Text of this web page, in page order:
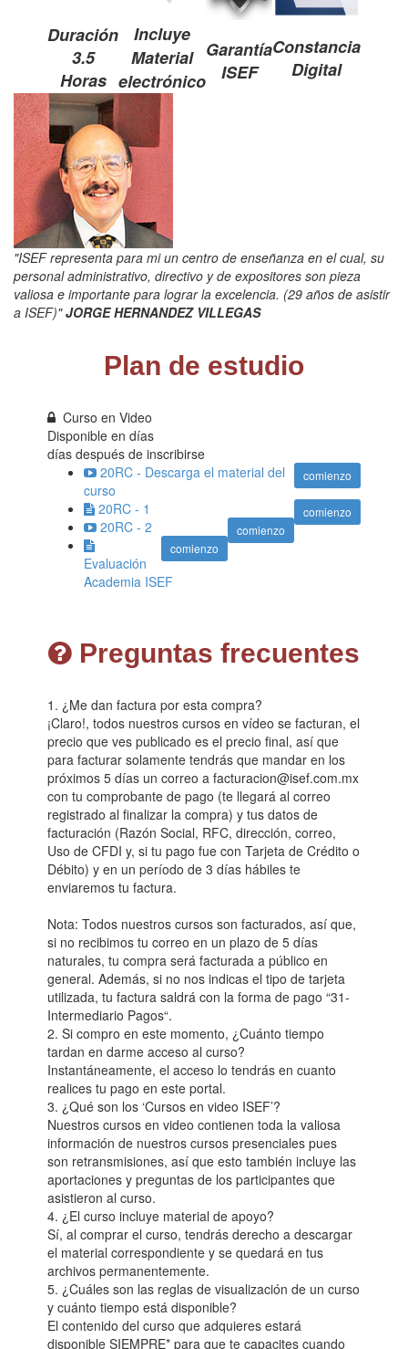
Duración
3.5
Horas
Incluye
Material
electrónico
Garantía
ISEF
Constancia
Digital
"ISEF representa para mi un centro de enseñanza en el cual, su
personal administrativo, directivo y de expositores son pieza
valiosa e importante para lograr la excelencia. (29 años de asistir
a ISEF)"JORGE HERNANDEZ VILLEGAS
Plan de estudio
Curso en Video
Disponible endías
días después de inscribirse
comienzo
20RC - Descarga el material del
curso
comienzo
20RC - 1
comienzo
20RC - 2
comienzo
Evaluación
Academia ISEF
Preguntas frecuentes
1. ¿Me dan factura por esta compra?
¡Claro!, todos nuestros cursos en vídeo se facturan, el
precio que ves publicado es el precio final, así que
para facturar solamente tendrás que mandar en los
próximos 5 días un correo a facturacion@isef.com.mx
con tu comprobante de pago (te llegará al correo
registrado al finalizar la compra) y tus datos de
facturación (Razón Social, RFC, dirección, correo,
Uso de CFDI y, si tu pago fue con Tarjeta de Crédito o
Débito) y en un período de 3 días hábiles te
enviaremos tu factura.
Nota: Todos nuestros cursos son facturados, así que,
si no recibimos tu correo en un plazo de 5 días
naturales, tu compra será facturada a público en
general. Además, si no nos indicas el tipo de tarjeta
utilizada, tu factura saldrá con la forma de pago “31-
Intermediario Pagos“.
2. Si compro en este momento, ¿Cuánto tiempo
tardan en darme acceso al curso?
Instantáneamente, el acceso lo tendrás en cuanto
realices tu pago en este portal.
3. ¿Qué son los ‘Cursos en video ISEF’?
Nuestros cursos en video contienen toda la valiosa
información de nuestros cursos presenciales pues
son retransmisiones, así que esto también incluye las
aportaciones y preguntas de los participantes que
asistieron al curso.
4. ¿El curso incluye material de apoyo?
Sí, al comprar el curso, tendrás derecho a descargar
el material correspondiente y se quedará en tus
archivos permanentemente.
5. ¿Cuáles son las reglas de visualización de un curso
y cuánto tiempo está disponible?
El contenido del curso que adquieres estará
disponible SIEMPRE* para que te capacites cuando